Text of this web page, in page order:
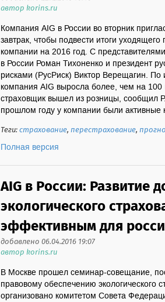
автор korins.ru
Компания AIG в России во вторник
завтрак, чтобы подвести итоги уходящего
компании на 2016 год. С
в России Роман Тихоненко и президент
рисками (РусРиск) Виктор Верещагин. По
компания AIG выросла более, чем на
страховщик вышел из розницы, сообщил
прошлом году у компании были
Теги:страхование,перестрахование,
Полная версия
AIG в России: Развитие
экологического
эффективным для
добавлено 06.04.2016 19:07
автор korins.ru
В Москве прошел семинар-совещание,
правовому обеспечению экологического
организовано комитетом Совета